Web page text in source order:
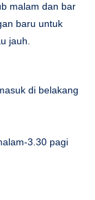
malam dan bar
baru untuk
jauh.
di belakang
3.30 pagi